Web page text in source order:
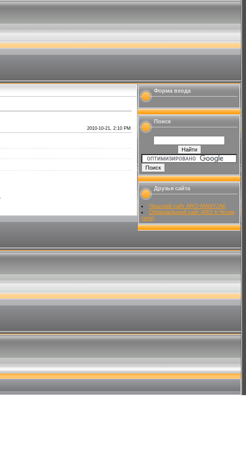
2010-10-21, 2:10 PM
Форма входа
Поиск
Друзья сайта
Чешский сайт ARO-MANYJAK
Официальный сайт ARO в Чехии
(eng)